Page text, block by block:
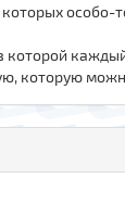
которую